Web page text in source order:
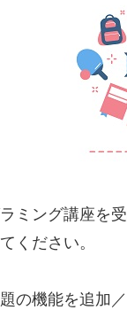
ミング講座を
ください。
の機能を追加